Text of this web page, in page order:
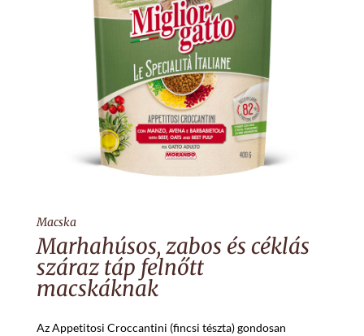
Macska
Marhahúsos, zabos és céklás
száraz táp felnőtt
macskáknak
Az Appetitosi Croccantini (fincsi tészta) gondosan